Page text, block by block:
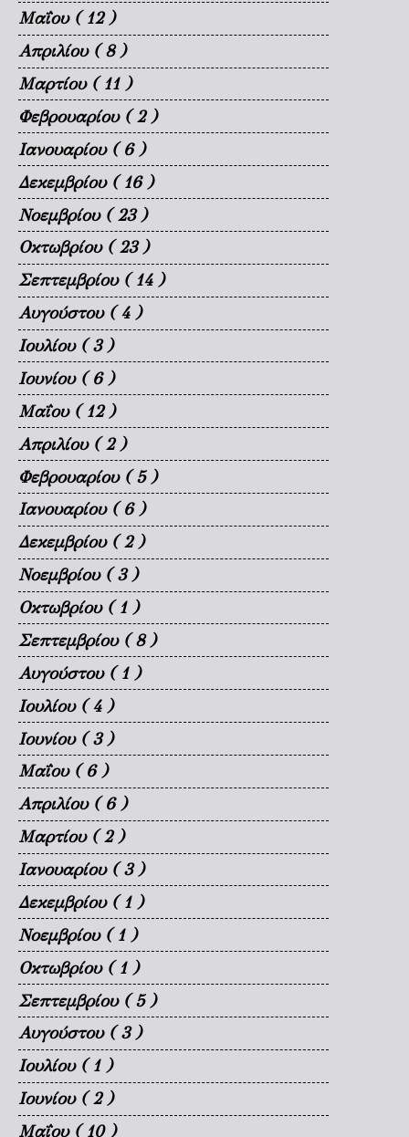
Μαΐου ( 12 )
Απριλίου ( 8 )
Μαρτίου ( 11 )
Φεβρουαρίου ( 2 )
Ιανουαρίου ( 6 )
Δεκεμβρίου ( 16 )
Νοεμβρίου ( 23 )
Οκτωβρίου ( 23 )
Σεπτεμβρίου ( 14 )
Αυγούστου ( 4 )
Ιουλίου ( 3 )
Ιουνίου ( 6 )
Μαΐου ( 12 )
Απριλίου ( 2 )
Φεβρουαρίου ( 5 )
Ιανουαρίου ( 6 )
Δεκεμβρίου ( 2 )
Νοεμβρίου ( 3 )
Οκτωβρίου ( 1 )
Σεπτεμβρίου ( 8 )
Αυγούστου ( 1 )
Ιουλίου ( 4 )
Ιουνίου ( 3 )
Μαΐου ( 6 )
Απριλίου ( 6 )
Μαρτίου ( 2 )
Ιανουαρίου ( 3 )
Δεκεμβρίου ( 1 )
Νοεμβρίου ( 1 )
Οκτωβρίου ( 1 )
Σεπτεμβρίου ( 5 )
Αυγούστου ( 3 )
Ιουλίου ( 1 )
Ιουνίου ( 2 )
Μαΐου ( 10 )